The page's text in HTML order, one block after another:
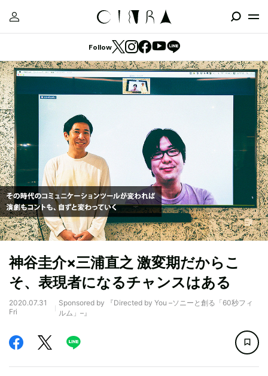
Follow
神谷圭介×三浦直之 激変期だからこ
そ、表現者になるチャンスはある
2020.07.31
Fri
Sponsored by 『Directed by You –ソニーと創る「60秒フィ
ルム」–』